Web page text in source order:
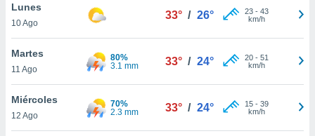
Lunes
10 Ago
33° / 26° 23- 43
km/h
Martes
11 Ago
80%
3.1 mm
33° / 24° 20- 51
km/h
Miércoles
12 Ago
70%
2.3 mm
33° / 24° 15- 39
km/h